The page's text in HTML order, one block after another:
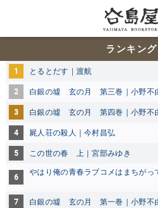
ランキング
1 とるとだす｜渡航
2 白銀の墟 玄の月 第三巻｜小
3 白銀の墟 玄の月 第四巻｜小
4 屍人荘の殺人｜今村昌弘
5 この世の春 上｜宮部みゆき
6 やはり俺の青春ラブコメはまちが
7 白銀の墟 玄の月 第一巻｜小野不